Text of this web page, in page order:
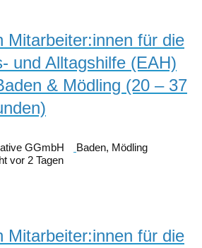
Mitarbeiter:innen für die
und Alltagshilfe (EAH)
& Mödling (20 – 37
GGmbH
Baden, Mödling
vor 2 Tagen
Mitarbeiter:innen für die